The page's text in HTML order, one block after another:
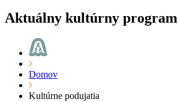
Aktuálny kultúrny program
Domov
Kultúrne podujatia